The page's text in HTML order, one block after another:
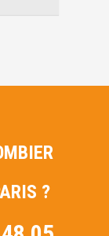
?